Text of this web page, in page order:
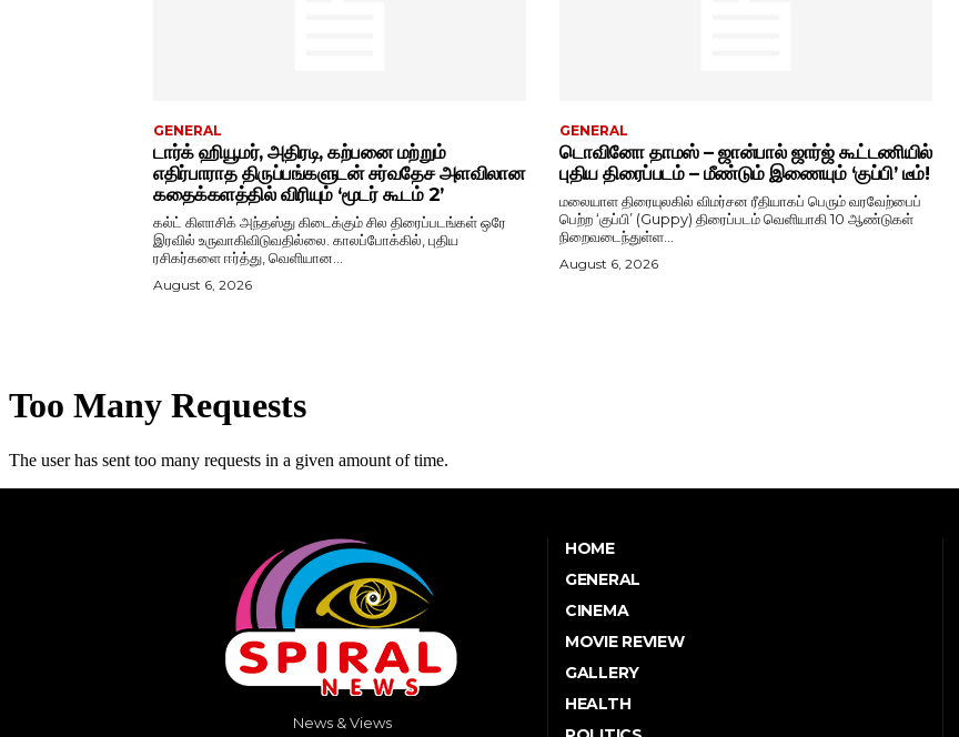
GENERAL
டார்க் ஹியூமர், அதிரடி, கற்பனை மற்றும்
எதிர்பாராத திருப்பங்களுடன் சர்வதேச அளவிலான
கதைக்களத்தில் விரியும் ‘மூடர் கூடம் 2’
கல்ட் கிளாசிக் அந்தஸ்து கிடைக்கும் சில திரைப்படங்கள் ஒரே
இரவில் உருவாகிவிடுவதில்லை. காலப்போக்கில், புதிய
ரசிகர்களை ஈர்த்து, வெளியான...
August 6, 2026
GENERAL
டொவினோ தாமஸ் – ஜான்பால் ஜார்ஜ் கூட்டணியில்
புதிய திரைப்படம் – மீண்டும் இணையும் ‘குப்பி’ டீம்!
மலையாள திரையுலகில் விமர்சன ரீதியாகப் பெரும் வரவேற்பைப்
பெற்ற ‘குப்பி’ (Guppy) திரைப்படம் வெளியாகி 10 ஆண்டுகள்
நிறைவடைந்துள்ள...
August 6, 2026
News & Views
HOME
GENERAL
CINEMA
MOVIE REVIEW
GALLERY
HEALTH